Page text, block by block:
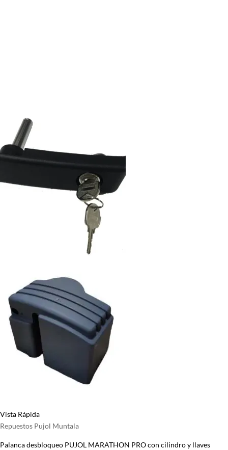
Vista Rápida
Repuestos Pujol Muntala
Palanca desbloqueo PUJOL MARATHON PRO con cilindro y llaves